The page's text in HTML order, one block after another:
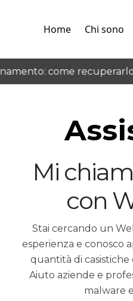
Home Chi sono
come recuperarlo
Mi
con
Stai cercando un
esperienza e conosco
quantità di
Aiuto aziende e
malware